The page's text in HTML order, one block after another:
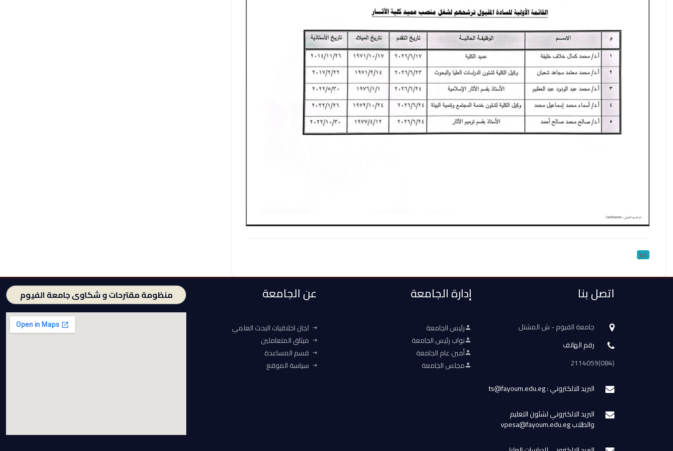
خبر
اتصل بنا
جامعة الفيوم - ش المشتل
رقم الهاتف
(084)2114059
البريد الالكتروني : ts@fayoum.edu.eg
البريد الالكتروني لشئون التعليم
والطلاب vpesa@fayoum.edu.eg
إدارة الجامعة
رئيس الجامعة
نواب رئيس الجامعة
أمين عام الجامعة
مجلس الجامعة
عن الجامعة
لجان اخلاقيات البحث العلمي
ميثاق المتعاملين
قسم المساعدة
سياسة الموقع
منظومة مقترحات و شكاوى جامعة الفيوم